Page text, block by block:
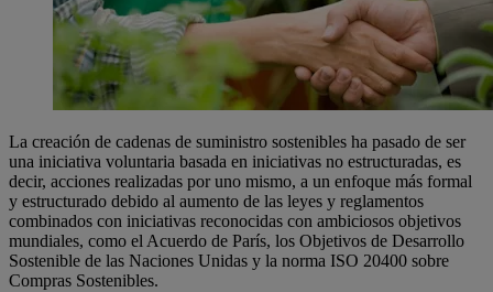
La creación de cadenas de suministro sostenibles ha pasado de ser
una iniciativa voluntaria basada en iniciativas no estructuradas, es
decir, acciones realizadas por uno mismo, a un enfoque más formal
y estructurado debido al aumento de las leyes y reglamentos
combinados con iniciativas reconocidas con ambiciosos objetivos
mundiales, como el Acuerdo de París, los Objetivos de Desarrollo
Sostenible de las Naciones Unidas y la norma ISO 20400 sobre
Compras Sostenibles.